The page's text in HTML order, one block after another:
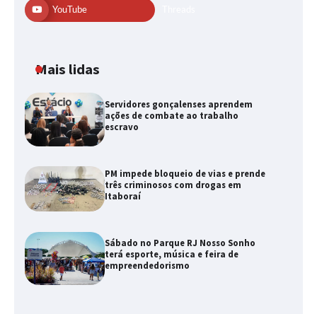
YouTube
Mais lidas
Servidores gonçalenses aprendem
ações de combate ao trabalho
escravo
PM impede bloqueio de vias e prende
três criminosos com drogas em
Itaboraí
Sábado no Parque RJ Nosso Sonho
terá esporte, música e feira de
empreendedorismo